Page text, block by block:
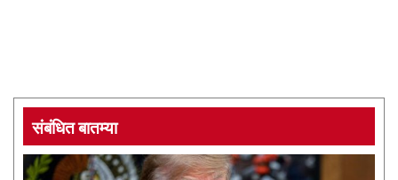
संबंधित बातम्या